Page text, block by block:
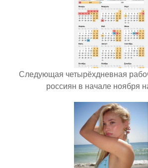
Следующая четырёхдневная
россиян в начале ноября